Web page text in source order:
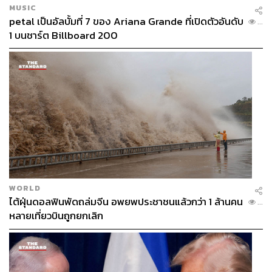
MUSIC
petal เป็นอัลบั้มที่ 7 ของ Ariana Grande ที่เปิดตัวอันดับ
1 บนชาร์ต Billboard 200
...
WORLD
ไต้ฝุ่นดอลฟินพัดถล่มจีน อพยพประชาชนแล้วกว่า 1 ล้านคน
หลายเที่ยวบินถูกยกเลิก
...